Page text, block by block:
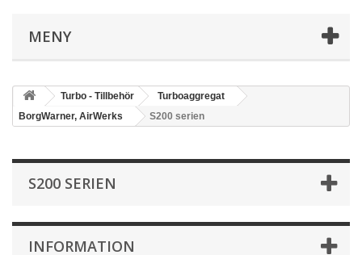
MENY
Turbo - Tillbehör
Turboaggregat
BorgWarner, AirWerks
S200 serien
S200 SERIEN
INFORMATION